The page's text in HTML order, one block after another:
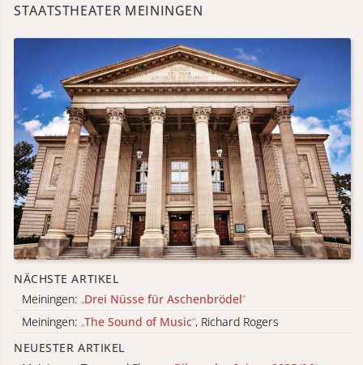
STAATSTHEATER MEININGEN
NÄCHSTE ARTIKEL
Meiningen: „Drei Nüsse für Aschenbrödel“
Meiningen: „The Sound of Music“, Richard Rogers
NEUESTER ARTIKEL